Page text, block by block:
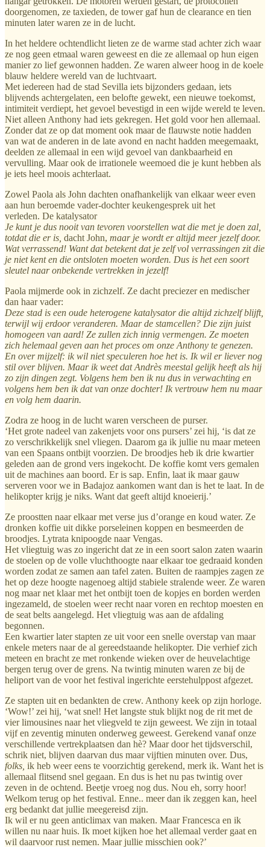
doorgenomen, ze taxieden, de tower gaf hun de clearance en tien
minuten later waren ze in de lucht.
In het heldere ochtendlicht lieten ze de warme stad achter zich waar
ze nog geen etmaal waren geweest en die ze allemaal op hun eigen
manier zo lief gewonnen hadden. Ze waren alweer hoog in de koele
blauw heldere wereld van de luchtvaart.
Met iedereen had de stad Sevilla iets bijzonders gedaan, iets
blijvends achtergelaten, een belofte gewekt, een nieuwe toekomst,
intimiteit verdiept, het gevoel bevestigd in een wijde wereld te leven.
Niet alleen Anthony had iets gekregen. Het gold voor hen allemaal.
Zonder dat ze op dat moment ook maar de flauwste notie hadden
van wat de anderen in de late avond en nacht hadden meegemaakt,
deelden ze allemaal in een wijd gevoel van dankbaarheid en
vervulling. Maar ook de irrationele weemoed die je kunt hebben als
je iets heel moois achterlaat.
Zowel Paola als John dachten onafhankelijk van elkaar weer even
aan hun beroemde vader-dochter keukengesprek uit het
verleden. De katalysator
Je kunt je dus nooit van tevoren voorstellen wat die met je doen zal,
totdat die er is, dacht John, maar je wordt er altijd meer jezelf door.
Wat verrassend! Want dat betekent dat je zelf vol verrassingen zit die
je niet kent en die ontsloten moeten worden. Dus is het een soort
sleutel naar onbekende vertrekken in jezelf!
Paola mijmerde ook in zichzelf. Ze dacht preciezer en medischer
dan haar vader:
Deze stad is een oude heterogene katalysator die altijd zichzelf blijft,
terwijl wij erdoor veranderen. Maar de stamcellen? Die zijn juist
homogeen van aard! Ze zullen zich innig vermengen. Ze moeten
zich helemaal geven aan het proces om onze Anthony te genezen.
En over mijzelf: ik wil niet speculeren hoe het is. Ik wil er liever nog
stil over blijven. Maar ik weet dat Andrès meestal gelijk heeft als hij
zo zijn dingen zegt. Volgens hem ben ik nu dus in verwachting en
volgens hem ben ik dat van onze dochter! Ik vertrouw hem nu maar
en volg hem daarin.
Zodra ze hoog in de lucht waren verscheen de purser.
‘Het grote nadeel van zakenjets voor ons pursers’ zei hij, ‘is dat ze
zo verschrikkelijk snel vliegen. Daarom ga ik jullie nu maar meteen
van een Spaans ontbijt voorzien. De broodjes heb ik drie kwartier
geleden aan de grond vers ingekocht. De koffie komt vers gemalen
uit de machines aan boord. Er is sap. Enfin, laat ik maar gauw
serveren voor we in Badajoz aankomen want dan is het te laat. In de
helikopter krijg je niks. Want dat geeft altijd knoeierij.’
Ze proostten naar elkaar met verse jus d’orange en koud water. Ze
dronken koffie uit dikke porseleinen koppen en besmeerden de
broodjes. Lytrata knipoogde naar Vengas.
Het vliegtuig was zo ingericht dat ze in een soort salon zaten waarin
de stoelen op de volle vluchthoogte naar elkaar toe gedraaid konden
worden zodat ze samen aan tafel zaten. Buiten de raampjes zagen ze
het op deze hoogte nagenoeg altijd stabiele stralende weer. Ze waren
nog maar net klaar met het ontbijt toen de kopjes en borden werden
ingezameld, de stoelen weer recht naar voren en rechtop moesten en
de seat belts aangelegd. Het vliegtuig was aan de afdaling
begonnen.
Een kwartier later stapten ze uit voor een snelle overstap van maar
enkele meters naar de al gereedstaande helikopter. Die verhief zich
meteen en bracht ze met ronkende wieken over de heuvelachtige
bergen terug over de grens. Na twintig minuten waren ze bij de
heliport van de voor het festival ingerichte eerstehulppost afgezet.
Ze stapten uit en bedankten de crew. Anthony keek op zijn horloge.
‘Wow!’ zei hij, ‘wat snel! Het langste stuk blijkt nog de rit met de
vier limousines naar het vliegveld te zijn geweest. We zijn in totaal
vijf en zeventig minuten onderweg geweest. Gerekend vanaf onze
verschillende vertrekplaatsen dan hè? Maar door het tijdsverschil,
schrik niet, blijven daarvan dus maar vijftien minuten over. Dus,
folks, ik heb weer eens te voorzichtig gerekend, merk ik. Want het is
allemaal flitsend snel gegaan. En dus is het nu pas twintig over
zeven in de ochtend. Beetje vroeg nog dus. Nou eh, sorry hoor!
Welkom terug op het festival. Enne.. meer dan ik zeggen kan, heel
erg bedankt dat jullie meegereisd zijn.
Ik wil er nu geen anticlimax van maken. Maar Francesca en ik
willen nu naar huis. Ik moet kijken hoe het allemaal verder gaat en
wil daarvoor rust nemen. Maar jullie misschien ook?’